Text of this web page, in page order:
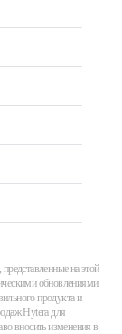
на этой
обновлениями
продукта и
Hytera для
вносить изменения в